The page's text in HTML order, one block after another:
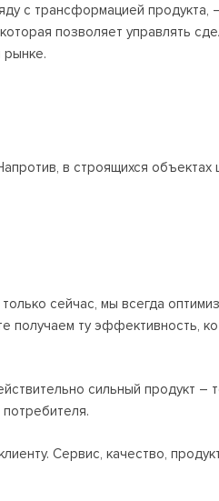
с трансформацией продукта,
позволяет управлять
рынке.
в строящихся
сейчас, мы всегда
получаем ту эффективность,
сильный продукт –
Сервис, качество,